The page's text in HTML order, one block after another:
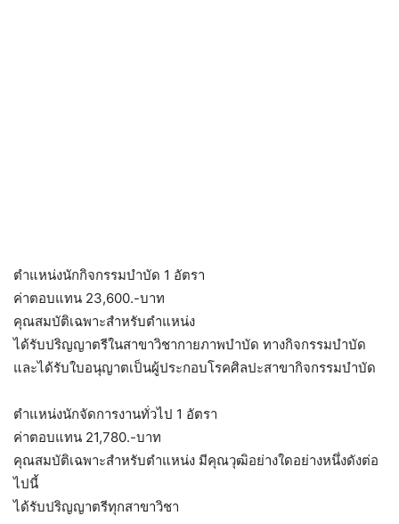
ตำแหน่งนักกิจกรรมบำบัด 1 อัตรา
ค่าตอบแทน 23,600.-บาท
คุณสมบัติเฉพาะสำหรับตำแหน่ง
ได้รับปริญญาตรีในสาขาวิชากายภาพบำบัด ทางกิจกรรมบำบัด
และได้รับใบอนุญาตเป็นผู้ประกอบโรคศิลปะสาขากิจกรรมบำบัด
ตำแหน่งนักจัดการงานทั่วไป 1 อัตรา
ค่าตอบแทน 21,780.-บาท
คุณสมบัติเฉพาะสำหรับตำแหน่ง มีคุณวุฒิอย่างใดอย่างหนึ่งดังต่อ
ไปนี้
ได้รับปริญญาตรีทุกสาขาวิชา